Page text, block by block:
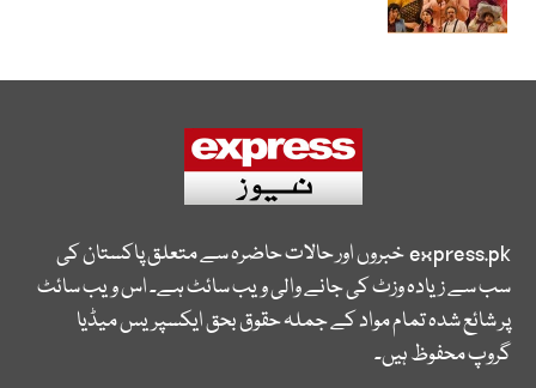
express.pkخبروں اور حالات حاضرہ سے متعلق پاکستان کی
سب سے زیادہ وزٹ کی جانے والی ویب سائٹ ہے۔ اس ویب سائٹ
پر شائع شدہ تمام مواد کے جملہ حقوق بحق ایکسپریس میڈیا
گروپ محفوظ ہیں۔